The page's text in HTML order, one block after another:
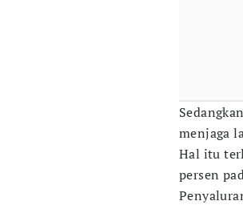
menjaga
Hal itu
persen